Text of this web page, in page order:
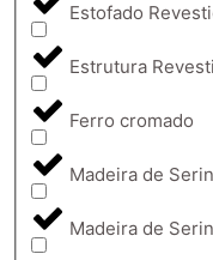
Estofado
Estrutura
Ferro cromado
Madeira de
Madeira de